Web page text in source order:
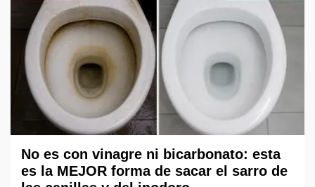
No es con vinagre ni bicarbonato: esta
es la MEJOR forma de sacar el sarro de